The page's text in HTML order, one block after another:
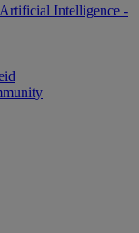
Intelligence -